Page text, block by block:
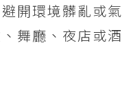
開環境髒亂或氣
舞廳、夜店或酒